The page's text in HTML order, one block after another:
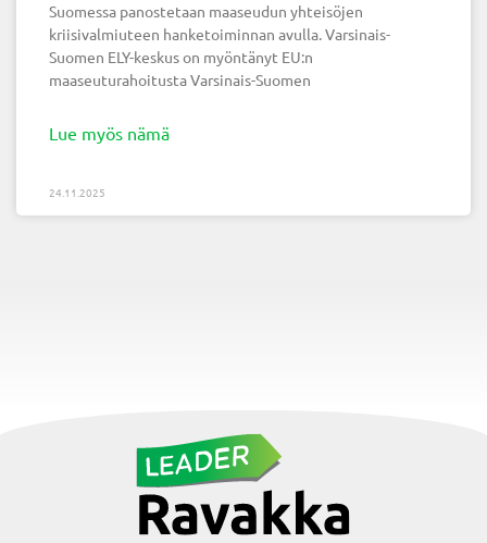
Suomessa panostetaan maaseudun yhteisöjen
kriisivalmiuteen hanketoiminnan avulla. Varsinais-
Suomen ELY-keskus on myöntänyt EU:n
maaseuturahoitusta Varsinais-Suomen
Lue myös nämä
24.11.2025